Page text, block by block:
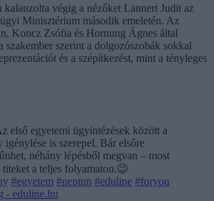
kalauzolta végig a nézőket Lannert Judit az
Minisztérium második emeletén. Az
Koncz Zsófia és Hornung Ágnes által
szakember szerint a dolgozószobák sokkal
és a szépítkezést, mint a tényleges
első egyetemi ügyintézések között a
is szerepel. Bár elsőre
néhány lépésből megvan – most
a teljes folyamaton.😉
#egyetem #neptun #eduline #foryou
- eduline.hu